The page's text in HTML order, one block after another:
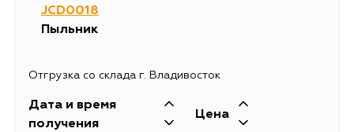
JCD0018
Пыльник
Отгрузка со склада г. Владивосток
Дата и время
получения
Цена